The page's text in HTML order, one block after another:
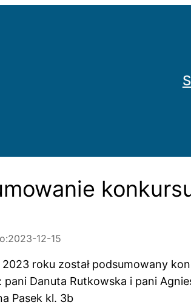
2023-12-15
roku został podsumowany
pani Danuta Rutkowska i pani
Pasek kl. 3b